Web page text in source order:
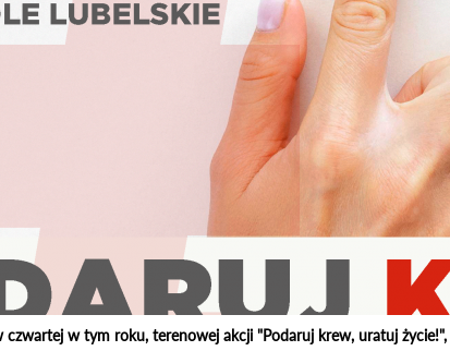
czwartej w tym roku, terenowej akcji "Podaruj krew, uratuj